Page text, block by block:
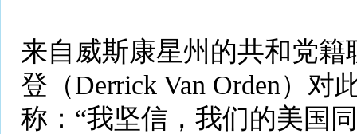
来自威斯康星州的共和党籍
登（Derrick Van Orden）对
称：“我坚信，我们的美国